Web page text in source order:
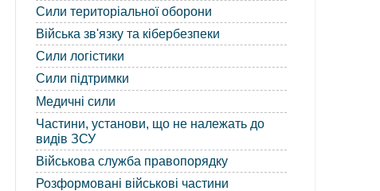
Сили територіальної оборони
Війська зв'язку та кібербезпеки
Сили логістики
Сили підтримки
Медичні сили
Частини, установи, що не належать до
видів ЗСУ
Військова служба правопорядку
Розформовані військові частини